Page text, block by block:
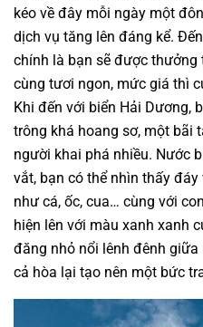
kéo về đây mỗi ngày một
dịch vụ tăng lên đáng kể.
chính là bạn sẽ được
cùng tươi ngon, mức giá thì
Khi đến với biển Hải Dương,
trông khá hoang sơ, một bãi
người khai phá nhiều. Nước
vắt, bạn có thể nhìn thấy
như cá, ốc, cua… cùng với
hiện lên với màu xanh xanh
đăng nhỏ nổi lênh đênh
cả hòa lại tạo nên một bức